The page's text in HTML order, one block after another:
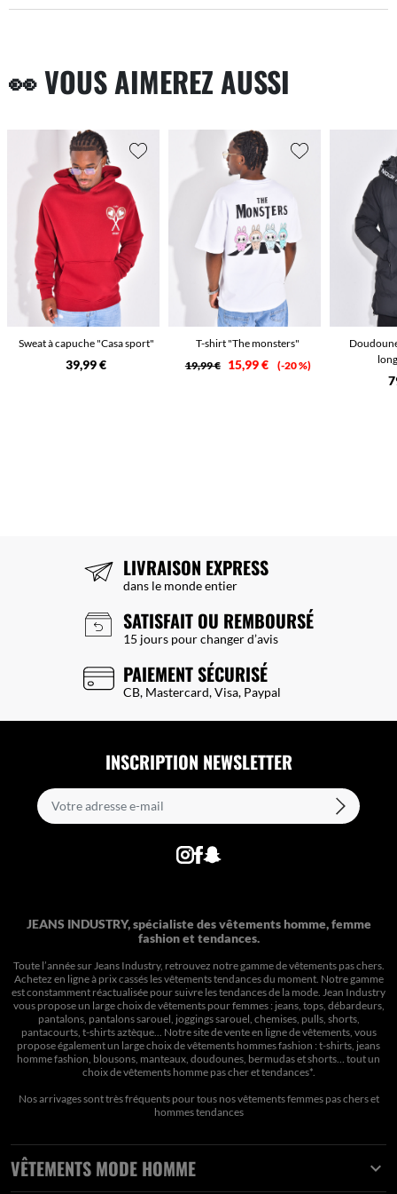
👀 VOUS AIMEREZ AUSSI
Sweat à capuche "Casa sport"
39,99 €
T-shirt "The monsters"
19,99 €
15,99 € -20 %
LIVRAISON EXPRESS
dans le monde entier
SATISFAIT OU REMBOURSÉ
15 jours pour changer d’avis
PAIEMENT SÉCURISÉ
CB, Mastercard, Visa, Paypal
INSCRIPTION NEWSLETTER
JEANS INDUSTRY, spécialiste des vêtements homme, femme
fashion et tendances.
Toute l’année sur Jeans Industry, retrouvez notre gamme de vêtements pas chers.
Achetez en ligne à prix cassés les vêtements tendances du moment. Notre gamme
est constamment réactualisée pour suivre les tendances de la mode. Jean Industry
vous propose un large choix de vêtements pour femmes : jeans, tops, débardeurs,
pantalons, pantalons sarouel, joggings sarouel, chemises, pulls, shorts,
pantacourts, t-shirts aztèque... Notre site de vente en ligne de vêtements, vous
propose également un large choix de vêtements hommes fashion : t-shirts, jeans
homme fashion, blousons, manteaux, doudounes, bermudas et shorts… tout un
choix devêtements homme pas cher et tendances*.
Nos arrivages sont très fréquents pour tous nosvêtements femmes pas cherset
hommes tendances
VÊTEMENTS MODE HOMME 